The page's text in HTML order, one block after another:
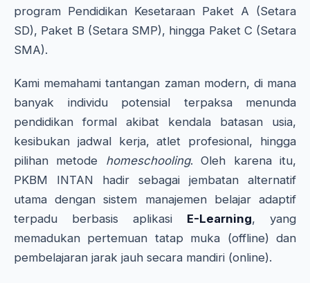
program Pendidikan Kesetaraan Paket A (Setara
SD), Paket B (Setara SMP), hingga Paket C (Setara
SMA).
Kami memahami tantangan zaman modern, di mana
banyak individu potensial terpaksa menunda
pendidikan formal akibat kendala batasan usia,
kesibukan jadwal kerja, atlet profesional, hingga
pilihan metode homeschooling. Oleh karena itu,
PKBM INTAN hadir sebagai jembatan alternatif
utama dengan sistem manajemen belajar adaptif
terpadu berbasis aplikasi E-Learning, yang
memadukan pertemuan tatap muka (offline) dan
pembelajaran jarak jauh secara mandiri (online).